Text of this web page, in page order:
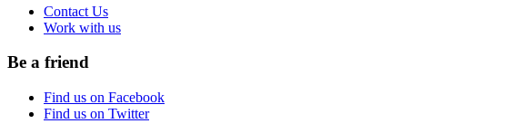
Contact Us
Work with us
Be a friend
Find us on Facebook
Find us on Twitter